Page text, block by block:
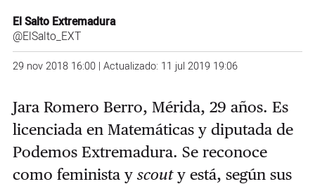
El Salto Extremadura
@ElSalto_EXT
29 nov 2018 16:00 | Actualizado: 11 jul 2019 19:06
Jara Romero Berro, Mérida, 29 años. Es
licenciada en Matemáticas y diputada de
Podemos Extremadura. Se reconoce
como feminista y scouty está, según sus